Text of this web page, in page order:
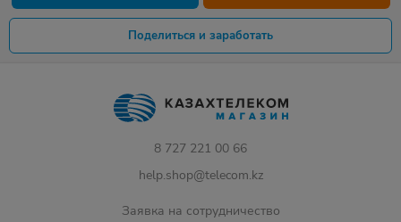
Поделиться и заработать
8 727 221 00 66
help.shop@telecom.kz
Заявка на сотрудничество